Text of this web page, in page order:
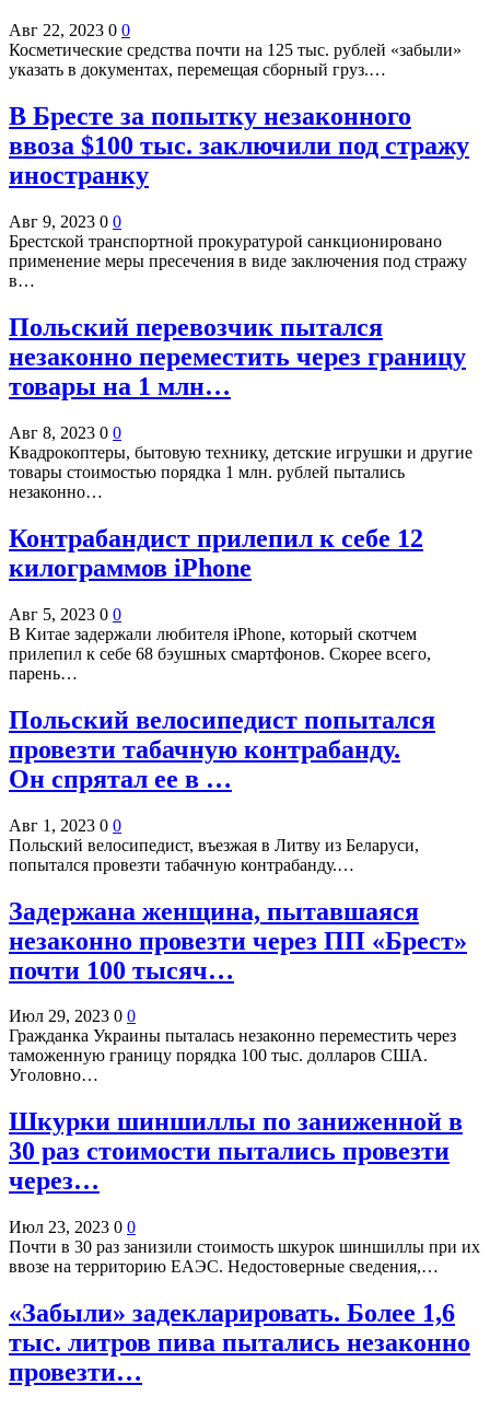
Авг 22, 2023 0 0
Косметические средства почти на 125 тыс. рублей «забыли»
указать в документах, перемещая сборный груз.…
В Бресте за попытку незаконного
ввоза $100 тыс. заключили под стражу
иностранку
Авг 9, 2023 0 0
Брестской транспортной прокуратурой санкционировано
применение меры пресечения в виде заключения под стражу
в…
Польский перевозчик пытался
незаконно переместить через границу
товары на 1 млн…
Авг 8, 2023 0 0
Квадрокоптеры, бытовую технику, детские игрушки и другие
товары стоимостью порядка 1 млн. рублей пытались
незаконно…
Контрабандист прилепил к себе 12
килограммов iPhone
Авг 5, 2023 0 0
В Китае задержали любителя iPhone, который скотчем
прилепил к себе 68 бэушных смартфонов. Скорее всего,
парень…
Польский велосипедист попытался
провезти табачную контрабанду.
Он спрятал ее в …
Авг 1, 2023 0 0
Польский велосипедист, въезжая в Литву из Беларуси,
попытался провезти табачную контрабанду.…
Задержана женщина, пытавшаяся
незаконно провезти через ПП «Брест»
почти 100 тысяч…
Июл 29, 2023 0 0
Гражданка Украины пыталась незаконно переместить через
таможенную границу порядка 100 тыс. долларов США.
Уголовно…
Шкурки шиншиллы по заниженной в
30 раз стоимости пытались провезти
через…
Июл 23, 2023 0 0
Почти в 30 раз занизили стоимость шкурок шиншиллы при их
ввозе на территорию ЕАЭС. Недостоверные сведения,…
«Забыли» задекларировать. Более 1,6
тыс. литров пива пытались незаконно
провезти…